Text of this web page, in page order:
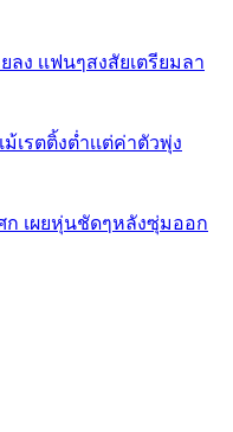
ง เเฟนๆสงสัยเตรียมลา
เรตติ้งต่ำเเต่ค่าตัวพุ่ง
ก เผยหุ่นชัดๆหลังซุ่มออก